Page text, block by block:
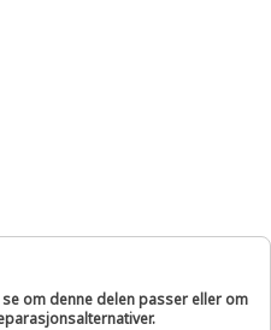
om denne delen passer eller om